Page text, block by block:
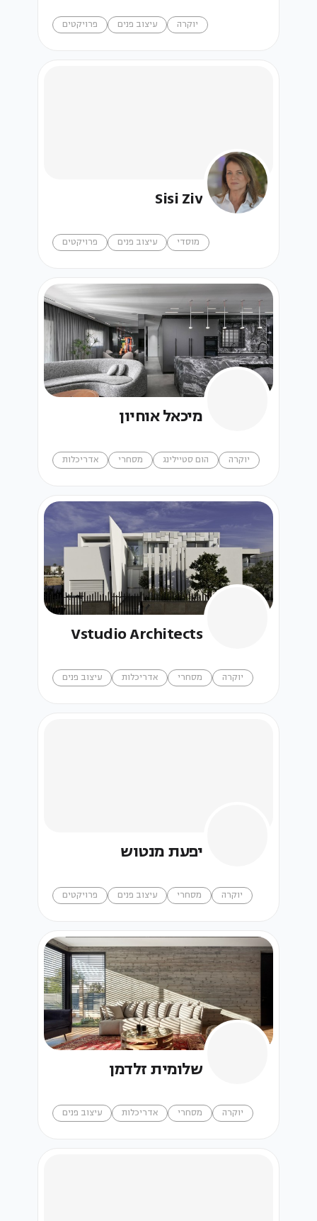
יוקרה עיצוב פנים פרויקטים
Sisi Ziv
מוסדי עיצוב פנים פרויקטים
מיכאל אוחיון
יוקרה הום סטיילינג מסחרי אדריכלות
Vstudio Architects
יוקרה מסחרי אדריכלות עיצוב פנים
יפעת מנטוש
יוקרה מסחרי עיצוב פנים פרויקטים
שלומית זלדמן
יוקרה מסחרי אדריכלות עיצוב פנים